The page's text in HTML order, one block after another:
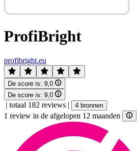
ProfiBright
profibright.eu
De score is: 9,0
De score is: 9,0
| totaal 182 reviews | 4 bronnen
1 review in de afgelopen 12 maanden